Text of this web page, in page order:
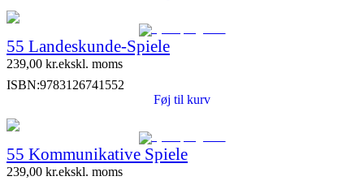
55 Landeskunde-Spiele
239,00 kr.ekskl. moms
ISBN:9783126741552
Føj til kurv
55 Kommunikative Spiele
239,00 kr.ekskl. moms